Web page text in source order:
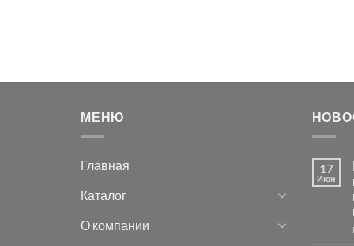
МЕНЮ
Главная
Каталог
О компании
17
Июн